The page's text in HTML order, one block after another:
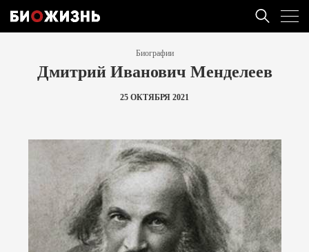
Биографии
Дмитрий Иванович Менделеев
25 ОКТЯБРЯ 2021